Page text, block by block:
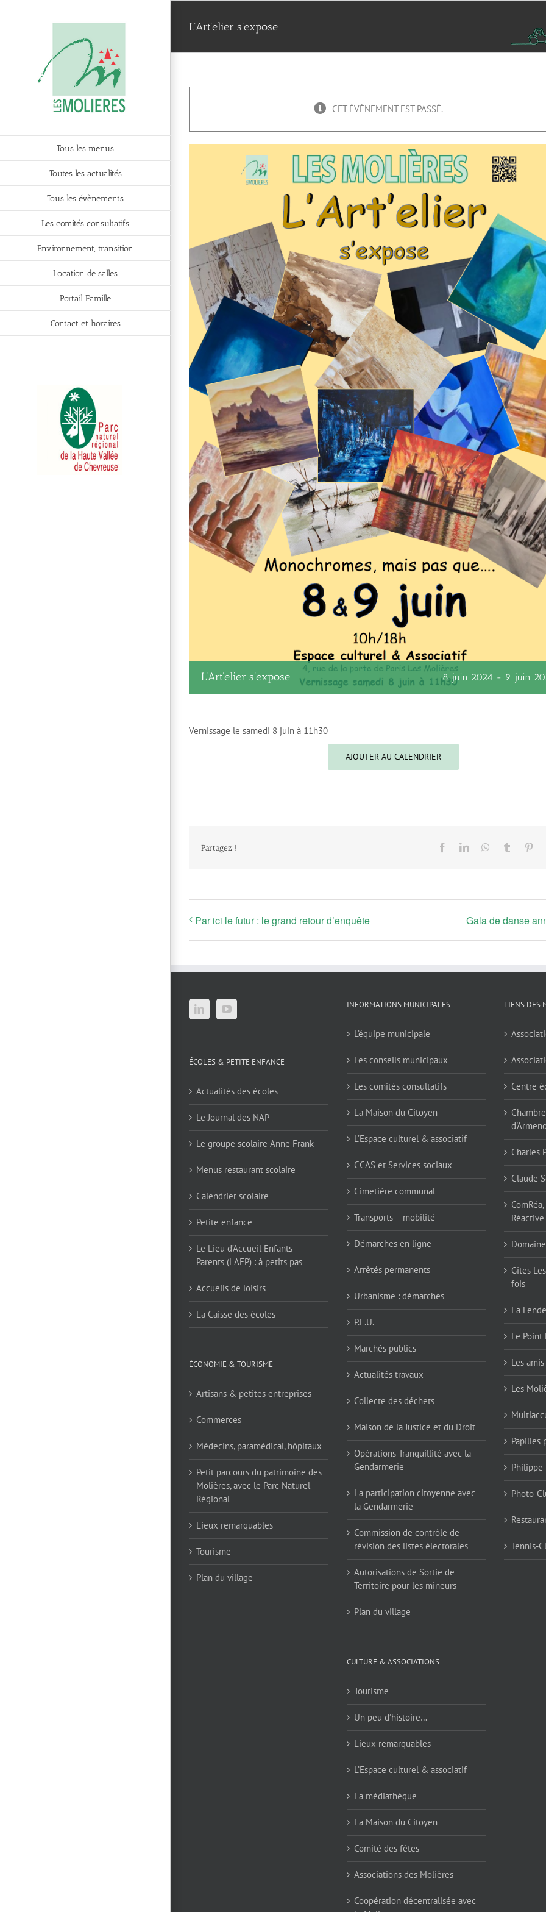
Tous les menus
Toutes les actualités
Tous les évènements
Les comités consultatifs
Environnement, transition
Location de salles
Portail Famille
Contact et horaires
L’Art’elier s’expose
CET ÉVÈNEMENT EST PASSÉ.
L’Art’elier s’expose 8 juin 2024 - 9 juin
Vernissage le samedi 8 juin à 11h30
AJOUTER AU CALENDRIER
Partagez ! FacebookLinkedInWhatsApp
Tumblr
Par ici le futur : le grand retour d’enquête Gala de danse
ÉCOLES & PETITE ENFANCE
Actualités des écoles
Le Journal des NAP
Le groupe scolaire Anne Frank
Menus restaurant scolaire
Calendrier scolaire
Petite enfance
Le Lieu d’Accueil Enfants
Parents (LAEP) : à petits pas
Accueils de loisirs
La Caisse des écoles
ÉCONOMIE & TOURISME
Artisans & petites entreprises
Commerces
Médecins, paramédical, hôpitaux
Petit parcours du patrimoine des
Molières, avec le Parc Naturel
Régional
Lieux remarquables
Tourisme
Plan du village
INFORMATIONS MUNICIPALES
L’équipe municipale
Les conseils municipaux
Les comités consultatifs
La Maison du Citoyen
L’Espace culturel & associatif
CCAS et Services sociaux
Cimetière communal
Transports – mobilité
Démarches en ligne
Arrêtés permanents
Urbanisme : démarches
P.L.U.
Marchés publics
Actualités travaux
Collecte des déchets
Maison de la Justice et du Droit
Opérations Tranquillité avec la
Gendarmerie
La participation citoyenne avec
la Gendarmerie
Commission de contrôle de
révision des listes électorales
Autorisations de Sortie de
Territoire pour les mineurs
Plan du village
CULTURE & ASSOCIATIONS
Tourisme
Un peu d’histoire…
Lieux remarquables
L’Espace culturel & associatif
La médiathèque
La Maison du Citoyen
Comité des fêtes
Associations des Molières
Coopération décentralisée avec
LIENS DES
Centre
Charles
Claude
Réactive
Gîtes
fois
La
Le Point
Les
Les
Papilles
Philippe
Photo-
Tennis-